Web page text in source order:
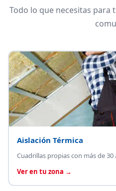
Todo lo que necesitas para
Aislación Térmica
Cuadrillas propias con más de
Ver en tu zona →